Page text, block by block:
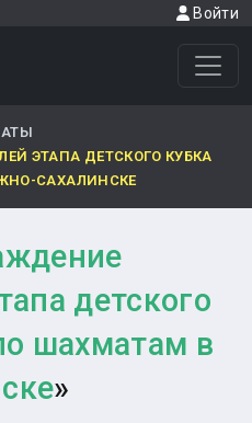
Войти
ЭТАПА ДЕТСКОГО КУБКА
САХАЛИНСКЕ
детского
шахматам в
»